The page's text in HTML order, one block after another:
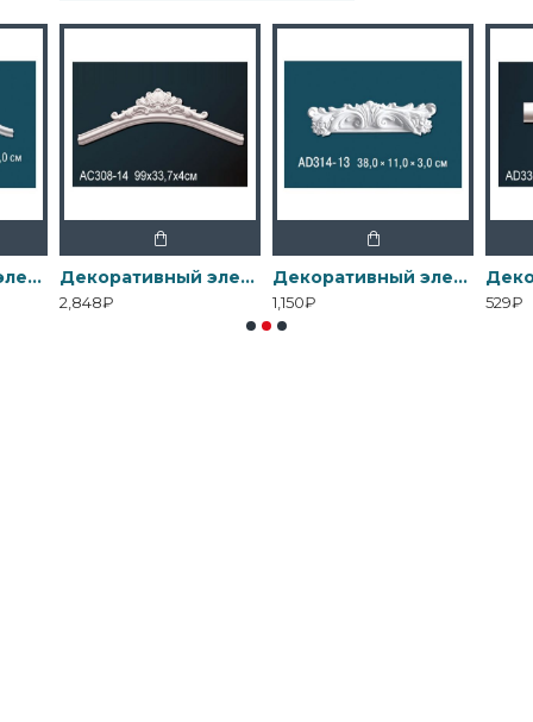
Декоративный элемент AD301-13 Перфект Декоративный элемент AD308-14 Перфект
2,848₽
Декоративный элемент AD314-13 Перфект
1,150₽ 529₽